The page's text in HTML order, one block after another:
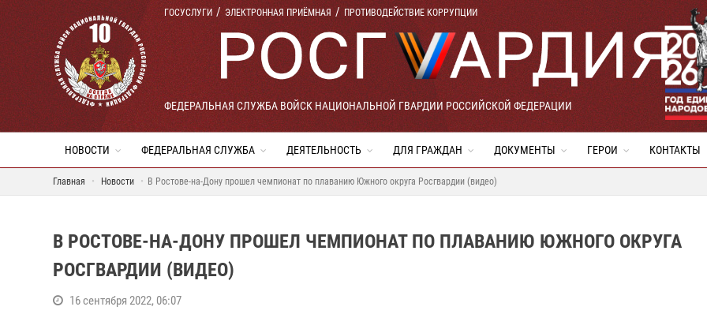
ГОСУСЛУГИ ЭЛЕКТРОННАЯ ПРИЁМНАЯ ПРОТИВОДЕЙСТВИЕ КОРРУПЦИИ
ФЕДЕРАЛЬНАЯ СЛУЖБА ВОЙСК НАЦИОНАЛЬНОЙ ГВАРДИИ РОССИЙСКОЙ ФЕДЕРАЦИИ
НОВОСТИ ФЕДЕРАЛЬНАЯ СЛУЖБА ДЕЯТЕЛЬНОСТЬ ДЛЯ ГРАЖДАН ДОКУМЕНТЫ ГЕРОИ КОНТАКТЫ
Главная Новости В Ростове-на-Дону прошел чемпионат по плаванию Южного округа Росгвардии (видео)
В РОСТОВЕ-НА-ДОНУ ПРОШЕЛ ЧЕМПИОНАТ ПО ПЛАВАНИЮ ЮЖНОГО ОКРУГА
РОСГВАРДИИ (ВИДЕО)
16 сентября 2022, 06:07